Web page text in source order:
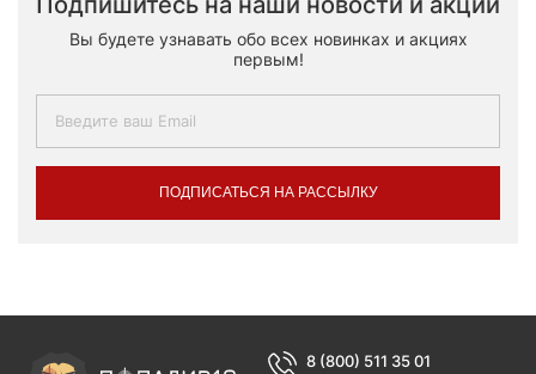
Вы будете узнавать обо всех новинках и акциях
первым!
ПОДПИСАТЬСЯ НА РАССЫЛКУ
8 (800) 511 35 01